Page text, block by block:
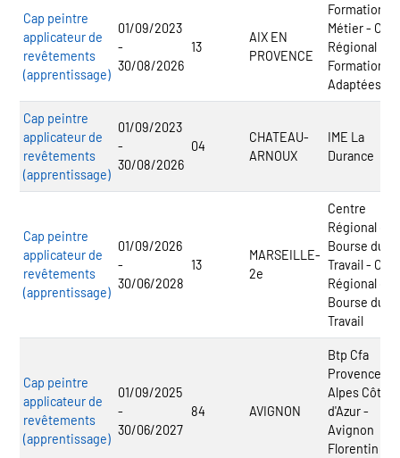
Cap peintre
applicateur de
revêtements
(apprentissage)
01/09/2023
-
30/08/2026
13
AIX EN
PROVENCE
Formation et
Métier - Cfa
Régional
Formations
Adaptées
Cap peintre
applicateur de
revêtements
(apprentissage)
01/09/2023
-
30/08/2026
04
CHATEAU-
ARNOUX
IME La
Durance
Cap peintre
applicateur de
revêtements
(apprentissage)
01/09/2026
-
30/06/2028
13
MARSEILLE-
2e
Centre
Régional de
Bourse du
Travail - CFA
Régional de
Bourse du
Travail
Cap peintre
applicateur de
revêtements
(apprentissage)
01/09/2025
-
30/06/2027
84 AVIGNON
Btp Cfa
Provence
Alpes Côte
d'Azur -
Avignon
Florentin